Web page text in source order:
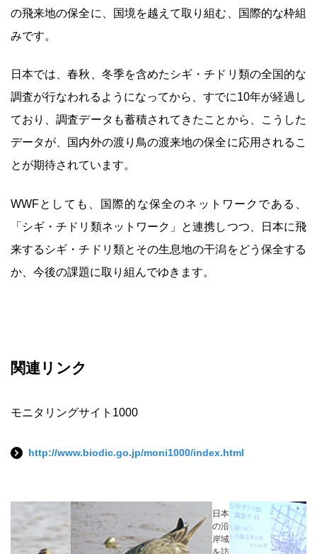
の飛来地の保全に、国境を越えて取り組む、国際的な枠組
みです。
日本では、春秋、冬季を含めたシギ・チドリ類の全国的な
調査が行なわれるようになってから、すでに10年が経過し
ており、調査データも蓄積されてきたことから、こうした
データが、国内外の渡り鳥の渡来地の保全に応用されるこ
とが期待されています。
WWFとしても、国際的な保全のネットワークである、
「シギ・チドリ類ネットワーク」と連携しつつ、日本に飛
来するシギ・チドリ類とその生息地の干潟をどう保全する
か、今後の課題に取り組んでゆきます。
関連リンク
モニタリングサイト1000
http://www.biodic.go.jp/moni1000/index.html
日本
の沿
岸域
を訪